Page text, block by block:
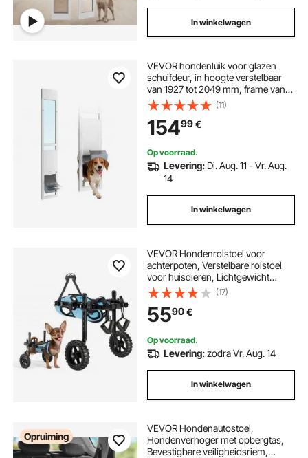
In winkelwagen
VEVOR hondenluik voor glazen
schuifdeur, in hoogte verstelbaar
van 1927 tot 2049 mm, frame van
aluminiumlegering met klep en
draaischarnier, afsluitbaar, voor
grote honden, huisdierluiken, L
(11)
15499€
Op voorraad.
Levering: Di. Aug. 11 - Vr. Aug.
14
In winkelwagen
VEVOR Hondenrolstoel voor
achterpoten, Verstelbare rolstoel
voor huisdieren, Lichtgewicht
hondenbuggy met
schokabsorberende wielen,
Ondersteunende rolstoelen voor
gehandicapten, Gewonde honden
tot 10 kg, XS
(17)
5590€
Op voorraad.
Levering:zodra Vr. Aug. 14
In winkelwagen
Opruiming
VEVOR Hondenautostoel,
Hondenverhoger met opbergtas,
Bevestigbare veiligheidsriem,